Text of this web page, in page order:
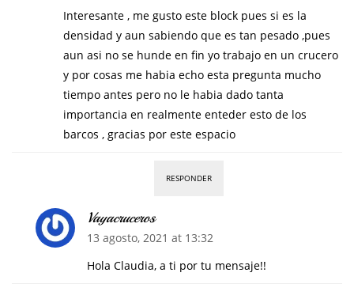
Interesante , me gusto este block pues si es la
densidad y aun sabiendo que es tan pesado ,pues
aun asi no se hunde en fin yo trabajo en un crucero
y por cosas me habia echo esta pregunta mucho
tiempo antes pero no le habia dado tanta
importancia en realmente enteder esto de los
barcos , gracias por este espacio
RESPONDER
Vayacruceros
13 agosto, 2021 at 13:32
Hola Claudia, a ti por tu mensaje!!